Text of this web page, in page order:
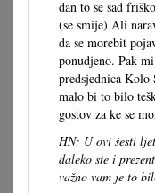
dan to se sad
(se smije) Ali
da se morebit
ponudjeno. Pak
predsjednica
malo bi to bilo
gostov za ke se
HN: U ovi šesti
daleko ste i
važno vam je to